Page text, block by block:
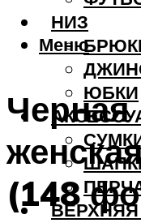
НИЗ
ЮБКИ
Меню
Черная
(148